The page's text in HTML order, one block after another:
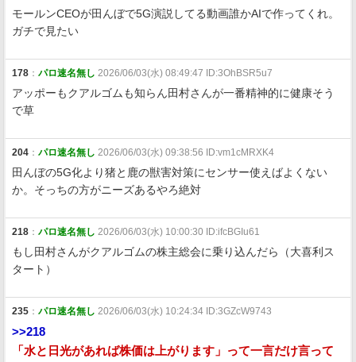
モールンCEOが田んぼで5G演説してる動画誰かAIで作ってくれ。
ガチで見たい
178 ： パロ速名無し 2026/06/03(水) 08:49:47 ID:3OhBSR5u7
アッポーもクアルゴムも知らん田村さんが一番精神的に健康そう
で草
204 ： パロ速名無し 2026/06/03(水) 09:38:56 ID:vm1cMRXK4
田んぼの5G化より猪と鹿の獣害対策にセンサー使えばよくない
か。そっちの方がニーズあるやろ絶対
218 ： パロ速名無し 2026/06/03(水) 10:00:30 ID:ifcBGIu61
もし田村さんがクアルゴムの株主総会に乗り込んだら（大喜利ス
タート）
235 ： パロ速名無し 2026/06/03(水) 10:24:34 ID:3GZcW9743
>>218
「水と日光があれば株価は上がります」って一言だけ言って